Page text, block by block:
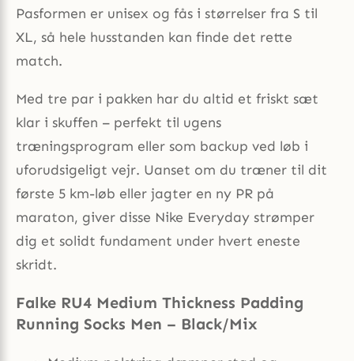
Pasformen er unisex og fås i størrelser fra S til
XL, så hele husstanden kan finde det rette
match.
Med tre par i pakken har du altid et friskt sæt
klar i skuffen – perfekt til ugens
træningsprogram eller som backup ved løb i
uforudsigeligt vejr. Uanset om du træner til dit
første 5 km-løb eller jagter en ny PR på
maraton, giver disse Nike Everyday strømper
dig et solidt fundament under hvert eneste
skridt.
Falke RU4 Medium Thickness Padding
Running Socks Men – Black/Mix